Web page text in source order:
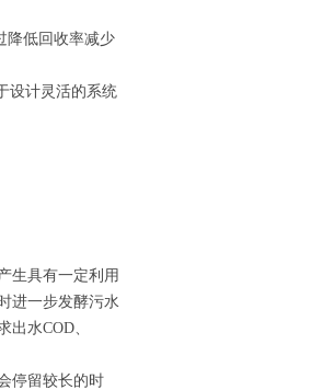
降低回收率减少
设计灵活的系统
生具有一定利用
进一步发酵污水
水COD、
停留较长的时